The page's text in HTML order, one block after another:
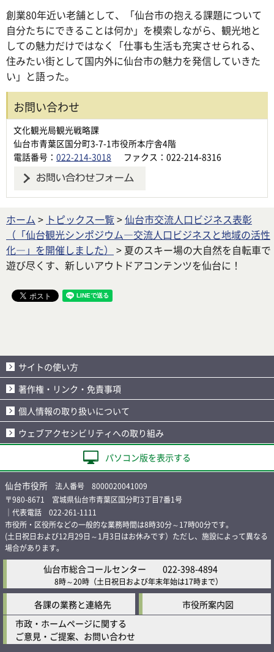
創業80年近い老舗として、「仙台市の抱える課題について
自分たちにできることは何か」を模索しながら、観光地と
しての魅力だけではなく「仕事も生活も充実させられる、
住みたい街として国内外に仙台市の魅力を発信していきた
い」と語った。
お問い合わせ
文化観光局観光戦略課
仙台市青葉区国分町3-7-1市役所本庁舎4階
電話番号： 022-214-3018 ファクス：022-214-8316
ホーム > トピックス一覧>仙台市交流人口ビジネス表彰
（「仙台観光シンポジウム―交流人口ビジネスと地域の活性
化―」を開催しました）
> 夏のスキー場の大自然を自転車で
遊び尽くす、新しいアウトドアコンテンツを仙台に！
サイトの使い方
著作権・リンク・免責事項
個人情報の取り扱いについて
ウェブアクセシビリティへの取り組み
パソコン版を表示する
仙台市役所 法人番号 8000020041009
〒980-8671 宮城県仙台市青葉区国分町3丁目7番1号
｜代表電話 022-261-1111
市役所・区役所などの一般的な業務時間は8時30分～17時00分です。
(土日祝日および12月29日～1月3日はお休みです）ただし、施設によって異なる
場合があります。
仙台市総合コールセンター 022-398-4894
8時～20時 （土日祝日および年末年始は17時まで）
各課の業務と連絡先
市役所案内図
市政・ホームページに関する
ご意見・ご提案、お問い合わせ